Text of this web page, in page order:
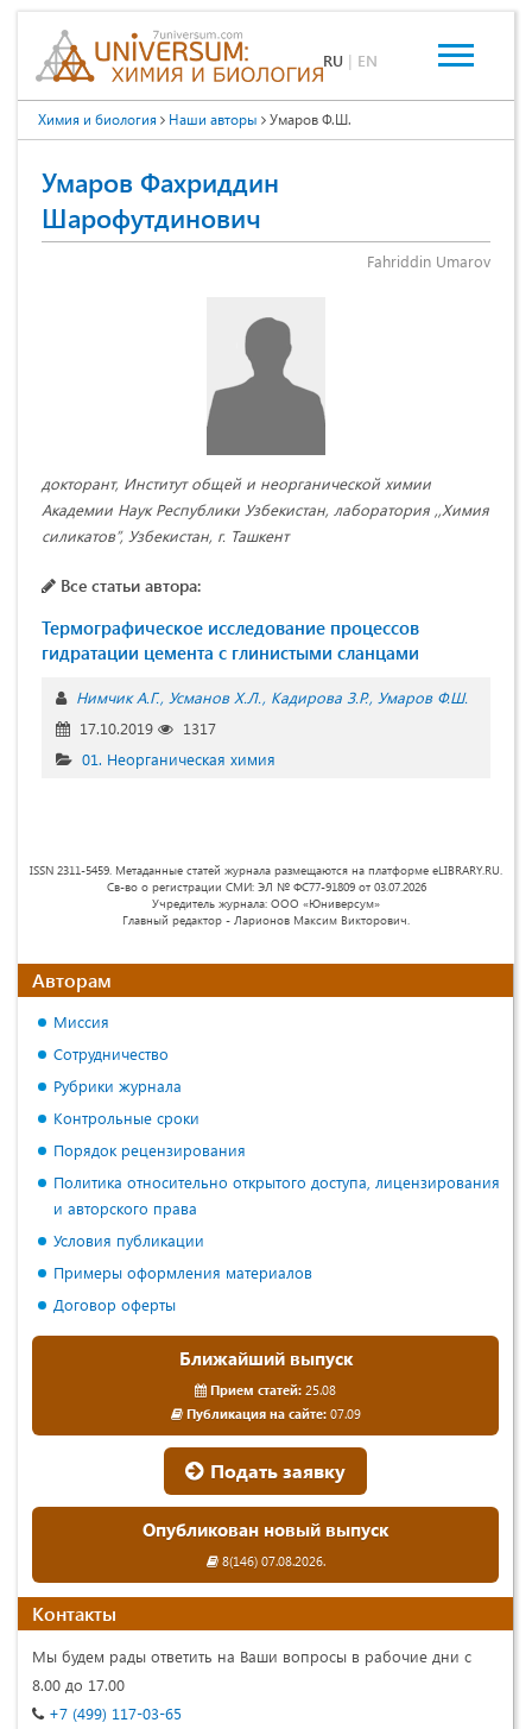
RU | EN
Химия и биология Наши авторы Умаров Ф.Ш.
Умаров Фаxриддин
Шарофутдинович
Fahriddin Umarov
докторант, Институт общей и неорганической химии
Академии Наук Республики Узбекистан, лаборатория ,,Химия
силикатов’’, Узбекистан, г. Ташкент
Все статьи автора:
Термографическое исследование процессов
гидратации цемента c глинистыми сланцами
Нимчик А.Г. Усманов Х.Л. Кадирова З.Р. Умаров Ф.Ш.
17.10.2019
1317
01. Неорганическая химия
ISSN 2311-5459. Метаданные статей журнала размещаются на платформе eLIBRARY.RU.
Св-во о регистрации СМИ: ЭЛ № ФС77-91809 от 03.07.2026
Учредитель журнала: ООО «Юниверсум»
Главный редактор - Ларионов Максим Викторович.
Авторам
Миссия
Сотрудничество
Рубрики журнала
Контрольные сроки
Порядок рецензирования
Политика относительно открытого доступа, лицензирования
и авторского права
Условия публикации
Примеры оформления материалов
Договор оферты
Ближайший выпуск
Прием статей: 25.08
Публикация на сайте:07.09
Подать заявку
Опубликован новый выпуск
8(146) 07.08.2026.
Контакты
Мы будем рады ответить на Ваши вопросы в рабочие дни с
8.00 до 17.00
+7 (499) 117-03-65